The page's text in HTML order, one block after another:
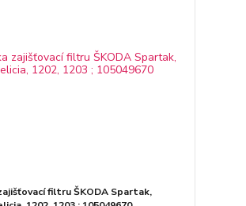
filtru ŠKODA Spartak,